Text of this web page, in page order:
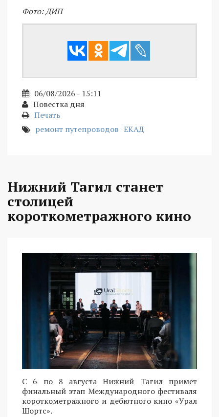
Фото: ДИП
06/08/2026 - 15:11
Повестка дня
Печать
ремонт путепроводов ЕКАД
Нижний Тагил станет
столицей
короткометражного кино
С 6 по 8 августа Нижний Тагил примет
финальный этап Международного фестиваля
короткометражного и дебютного кино «Урал
Шортс».